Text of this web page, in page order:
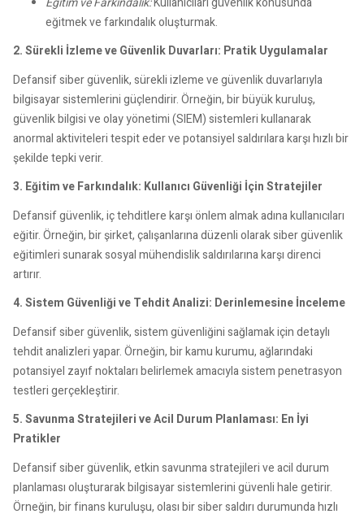
eğitmek ve farkındalık oluşturmak.
2. Sürekli İzleme ve Güvenlik Duvarları: Pratik Uygulamalar
Defansif siber güvenlik, sürekli izleme ve güvenlik duvarlarıyla
bilgisayar sistemlerini güçlendirir. Örneğin, bir büyük kuruluş,
güvenlik bilgisi ve olay yönetimi (SIEM) sistemleri kullanarak
anormal aktiviteleri tespit eder ve potansiyel saldırılara karşı hızlı bir
şekilde tepki verir.
3. Eğitim ve Farkındalık: Kullanıcı Güvenliği İçin Stratejiler
Defansif güvenlik, iç tehditlere karşı önlem almak adına kullanıcıları
eğitir. Örneğin, bir şirket, çalışanlarına düzenli olarak siber güvenlik
eğitimleri sunarak sosyal mühendislik saldırılarına karşı direnci
artırır.
4. Sistem Güvenliği ve Tehdit Analizi: Derinlemesine İnceleme
Defansif siber güvenlik, sistem güvenliğini sağlamak için detaylı
tehdit analizleri yapar. Örneğin, bir kamu kurumu, ağlarındaki
potansiyel zayıf noktaları belirlemek amacıyla sistem penetrasyon
testleri gerçekleştirir.
5. Savunma Stratejileri ve Acil Durum Planlaması: En İyi
Pratikler
Defansif siber güvenlik, etkin savunma stratejileri ve acil durum
planlaması oluşturarak bilgisayar sistemlerini güvenli hale getirir.
Örneğin, bir finans kuruluşu, olası bir siber saldırı durumunda hızlı